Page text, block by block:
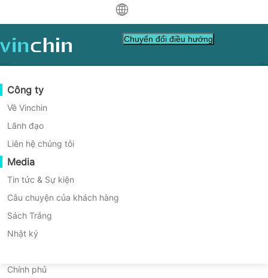
xuống
Hỗ
中文
Bảo vệ Dữ liệu
Sao lưu & Khôi phục
Phục chế Thời gian Thật
Bảo vệ Dữ liệu Liên tục
Sao lưu tại nơi khác
Lưu trữ
Điều phối Công việc
Di Chuyển Khối Lượng Công Việc
Di chuyển V2V
Di chuyển P2P
Ảo
VMware
Hyper-V
Proxmox
XCP-ng
oVirt
H3C CAS/UIS
ZStack
Sangfor HCI
Huawei FusionCompute
Tài nguyên Hỗ trợ
Cơ sở kiến thức
Cách xem video hướng dẫn
Trung tâm trợ giúp
Sự kiện trực tiếp
Hội thảo
Phiên bản trực tiếp
Câu chuyện của khách hàng
Dịch vụ Công nghệ thông tin
Chính phủ
Hướng dẫn mua hàng
Học cách mua hàng
Chính sách cấp phép
Câu hỏi thường gặp
Liên hệ
Yêu cầu báo giá
Trở thành Đối tác
Chương Trình Đối Tác
Trở thành Đối tác
Tìm một Đối tác
Tìm đối tác địa phương
Đã là đối tác chưa
Đăng nhập Cổng thông tin Đối tác
Công ty
Về Vinchin
Lãnh đạo
Liên hệ chúng tôi
Media
Tin tức & Sự kiện
Câu chuyện của khách hàng
Sách Trắng
Nhật ký
Chuyển đổi điều hướng
Đơn giản hóa việc bảo vệ RHV
của bạn với Vinchin Backup &
Recovery
Dễ dùng, thông minh, tiết kiệm chi phí.
TẢI VỀ PHIÊN BẢN DÙNG THỬ MIỄN PHÍ
* 60 Ngày Dùng Thử (Phiên Bản Doanh